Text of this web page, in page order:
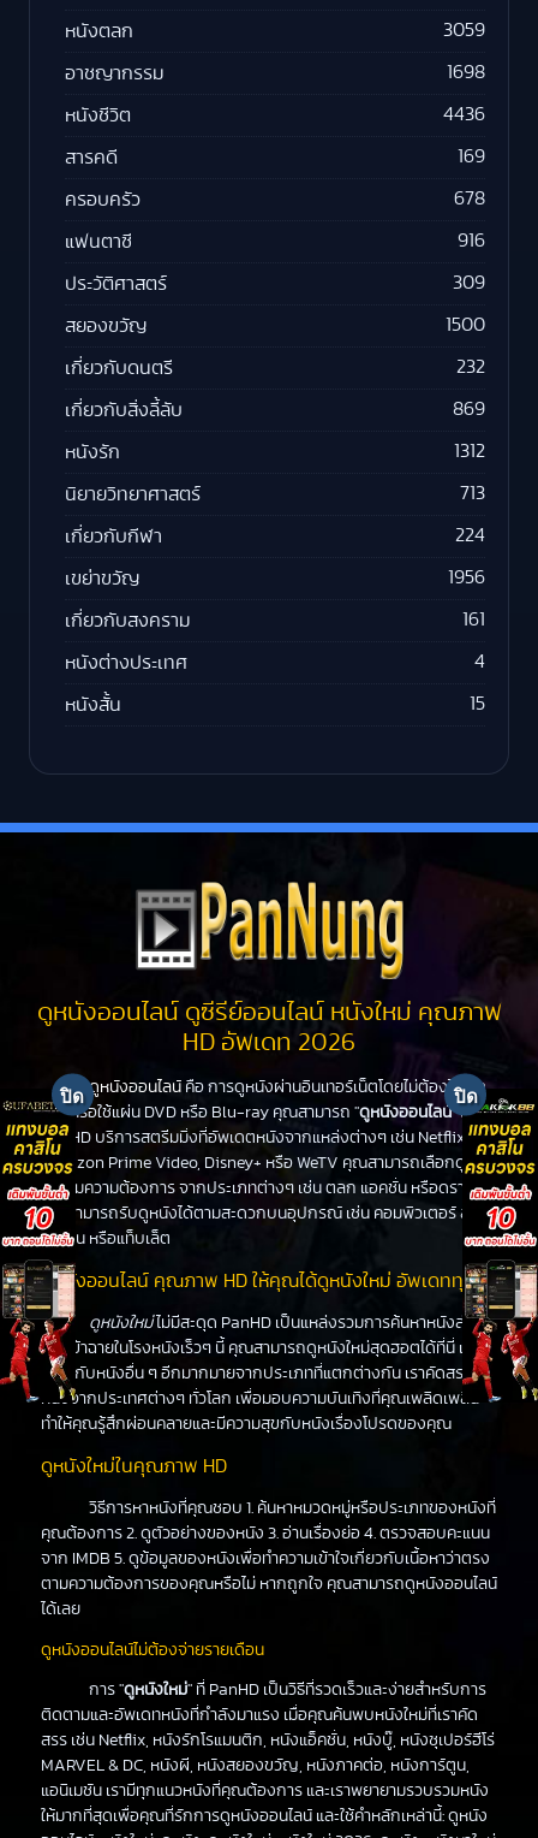
หนังตลก 3059
อาชญากรรม 1698
หนังชีวิต 4436
สารคดี 169
ครอบครัว 678
แฟนตาซี 916
ประวัติศาสตร์ 309
สยองขวัญ 1500
เกี่ยวกับดนตรี 232
เกี่ยวกับสิ่งลี้ลับ 869
หนังรัก 1312
นิยายวิทยาศาสตร์ 713
เกี่ยวกับกีฬา 224
เขย่าขวัญ 1956
เกี่ยวกับสงคราม 161
หนังต่างประเทศ 4
หนังสั้น 15
ดูหนังออนไลน์ ดูซีรีย์ออนไลน์ หนังใหม่ คุณภาพ
HD อัพเดท 2026
ดูหนังออนไลน์ คือ การดูหนังผ่านอินเทอร์เน็ตโดยไม่ต้องไปโรง
หนังหรือใช้แผ่น DVD หรือ Blu-ray คุณสามารถ "ดูหนังออนไลน์" ได้ที่
PanHD บริการสตรีมมิ่งที่อัพเดตหนังจากแหล่งต่างๆ เช่น Netflix,
Amazon Prime Video, Disney+ หรือ WeTV คุณสามารถเลือกดูหนัง
ได้ตามความต้องการ จากประเภทต่างๆ เช่น ตลก แอคชั่น หรือดราม่า
คุณสามารถรับดูหนังได้ตามสะดวกบนอุปกรณ์ เช่น คอมพิวเตอร์ สมา
ร์ทโฟน หรือแท็บเล็ต
ดูหนังออนไลน์ คุณภาพ HD ให้คุณได้ดูหนังใหม่ อัพเดททุกวัน
ดูหนังใหม่ไม่มีสะดุด PanHD เป็นแหล่งรวมการค้นหาหนังล่าสุด
ที่จะเข้าฉายในโรงหนังเร็วๆ นี้ คุณสามารถดูหนังใหม่สุดฮอตได้ที่นี่ เช่น
เดียวกับหนังอื่น ๆ อีกมากมายจากประเภทที่แตกต่างกัน เราคัดสรร
หนังจากประเทศต่างๆ ทั่วโลก เพื่อมอบความบันเทิงที่คุณเพลิดเพลิน
ทำให้คุณรู้สึกผ่อนคลายและมีความสุขกับหนังเรื่องโปรดของคุณ
ดูหนังใหม่ในคุณภาพ HD
วิธีการหาหนังที่คุณชอบ 1. ค้นหาหมวดหมู่หรือประเภทของหนังที่
คุณต้องการ 2. ดูตัวอย่างของหนัง 3. อ่านเรื่องย่อ 4. ตรวจสอบคะแนน
จาก IMDB 5. ดูข้อมูลของหนังเพื่อทำความเข้าใจเกี่ยวกับเนื้อหาว่าตรง
ตามความต้องการของคุณหรือไม่ หากถูกใจ คุณสามารถดูหนังออนไลน์
ได้เลย
ดูหนังออนไลน์ไม่ต้องจ่ายรายเดือน
การ "ดูหนังใหม่" ที่ PanHD เป็นวิธีที่รวดเร็วและง่ายสำหรับการ
ติดตามและอัพเดทหนังที่กำลังมาแรง เมื่อคุณค้นพบหนังใหม่ที่เราคัด
สรร เช่น Netflix, หนังรักโรแมนติก, หนังแอ็คชั่น, หนังบู๊, หนังซุเปอร์ฮีโร่
MARVEL & DC, หนังผี, หนังสยองขวัญ, หนังภาคต่อ, หนังการ์ตูน,
แอนิเมชัน เรามีทุกแนวหนังที่คุณต้องการ และเราพยายามรวบรวมหนัง
ให้มากที่สุดเพื่อคุณที่รักการดูหนังออนไลน์ และใช้คำหลักเหล่านี้: ดูหนัง